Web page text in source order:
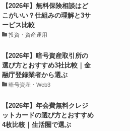
【2026年】無料保険相談はど
こがいい？仕組みの理解と3サ
ービス比較
投資・資産運用
【2026年】暗号資産取引所の
選び方とおすすめ3社比較｜金
融庁登録業者から選ぶ
暗号資産・Web3
【2026年】年会費無料クレジ
ットカードの選び方とおすすめ
4枚比較｜生活圏で選ぶ